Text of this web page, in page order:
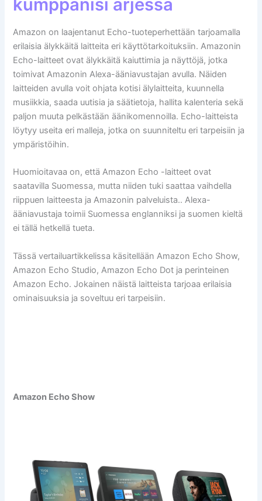
kumppanisi arjessa
Amazon on laajentanut Echo-tuoteperhettään tarjoamalla
erilaisia älykkäitä laitteita eri käyttötarkoituksiin. Amazonin
Echo-laitteet ovat älykkäitä kaiuttimia ja näyttöjä, jotka
toimivat Amazonin Alexa-ääniavustajan avulla. Näiden
laitteiden avulla voit ohjata kotisi älylaitteita, kuunnella
musiikkia, saada uutisia ja säätietoja, hallita kalenteria sekä
paljon muuta pelkästään äänikomennoilla. Echo-laitteista
löytyy useita eri malleja, jotka on suunniteltu eri tarpeisiin ja
ympäristöihin.
Huomioitavaa on, että Amazon Echo -laitteet ovat
saatavilla Suomessa, mutta niiden tuki saattaa vaihdella
riippuen laitteesta ja Amazonin palveluista.. Alexa-
ääniavustaja toimii Suomessa englanniksi ja suomen kieltä
ei tällä hetkellä tueta.
Tässä vertailuartikkelissa käsitellään Amazon Echo Show,
Amazon Echo Studio, Amazon Echo Dot ja perinteinen
Amazon Echo. Jokainen näistä laitteista tarjoaa erilaisia
ominaisuuksia ja soveltuu eri tarpeisiin.
Amazon Echo Show